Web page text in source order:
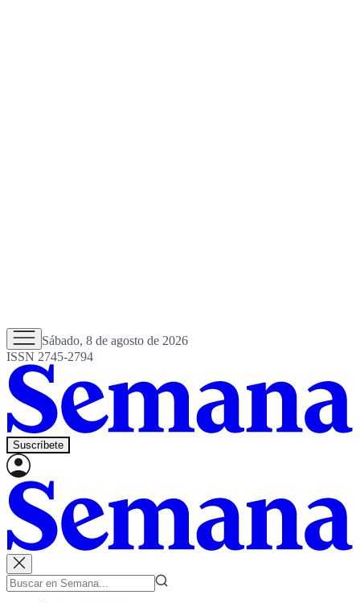
Sábado, 8 de agosto de 2026
ISSN 2745-2794
Suscríbete